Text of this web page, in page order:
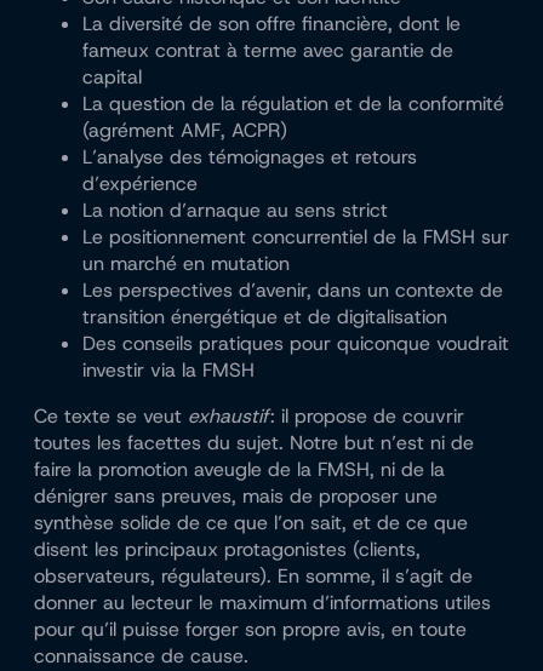
La diversité de son offre financière, dont le
fameux contrat à terme avec garantie de
capital
La question de la régulation et de la conformité
(agrément AMF, ACPR)
L’analyse des témoignages et retours
d’expérience
La notion d’arnaque au sens strict
Le positionnement concurrentiel de la FMSH sur
un marché en mutation
Les perspectives d’avenir, dans un contexte de
transition énergétique et de digitalisation
Des conseils pratiques pour quiconque voudrait
investir via la FMSH
Ce texte se veut exhaustif: il propose de couvrir
toutes les facettes du sujet. Notre but n’est ni de
faire la promotion aveugle de la FMSH, ni de la
dénigrer sans preuves, mais de proposer une
synthèse solide de ce que l’on sait, et de ce que
disent les principaux protagonistes (clients,
observateurs, régulateurs). En somme, il s’agit de
donner au lecteur le maximum d’informations utiles
pour qu’il puisse forger son propre avis, en toute
connaissance de cause.